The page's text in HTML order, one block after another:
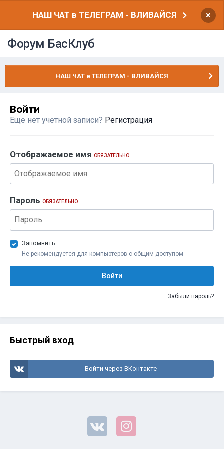
НАШ ЧАТ в ТЕЛЕГРАМ - ВЛИВАЙСЯ ×
Форум БасКлуб
НАШ ЧАТ в ТЕЛЕГРАМ - ВЛИВАЙСЯ
Войти
Еще нет учетной записи? Регистрация
Отображаемое имя ОБЯЗАТЕЛЬНО
Пароль ОБЯЗАТЕЛЬНО
Запомнить
Не рекомендуется для компьютеров с общим доступом
Войти
Забыли пароль?
Быстрый вход
Войти через ВКонтакте